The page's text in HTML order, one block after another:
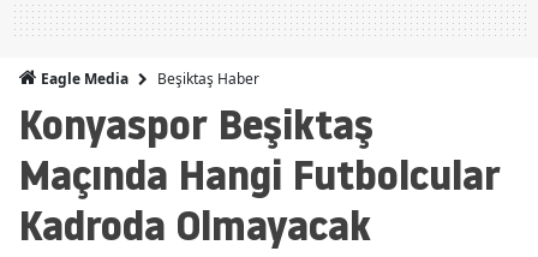
Eagle Media Beşiktaş Haber
Konyaspor Beşiktaş
Maçında Hangi Futbolcular
Kadroda Olmayacak